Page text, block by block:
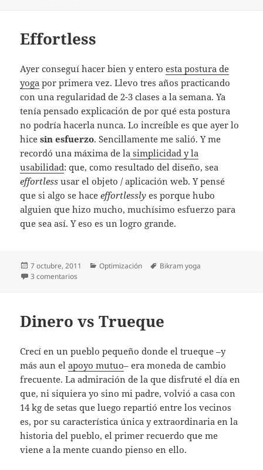
Effortless
Ayer conseguí hacer bien y enteroesta postura de
yoga por primera vez. Llevo tres años practicando
con una regularidad de 2-3 clases a la semana. Ya
tenía pensado explicación de por qué esta postura
no podría hacerla nunca. Lo increíble es que ayer lo
hicesin esfuerzo. Sencillamente me salió. Y me
recordó una máxima de la simplicidad y la
usabilidad: que, como resultado del diseño, sea
effortless usar el objeto / aplicación web. Y pensé
que si algo se haceeffortlessly es porque hubo
alguien que hizo mucho, muchísimo esfuerzo para
que sea así. Y eso es un logro grande.
Publicado
el
7 octubre, 2011 Categorías
Optimización Etiquetas
Bikram yoga
3 comentarios
Dinero vs Trueque
Crecí en un pueblo pequeño donde el trueque –y
más aun elapoyo mutuo– era moneda de cambio
frecuente. La admiración de la que disfruté el día en
que, ni siquiera yo sino mi padre, volvió a casa con
14 kg de setas que luego repartió entre los vecinos
es, por su característica única y extraordinaria en la
historia del pueblo, el primer recuerdo que me
viene a la mente cuando pienso en ello.